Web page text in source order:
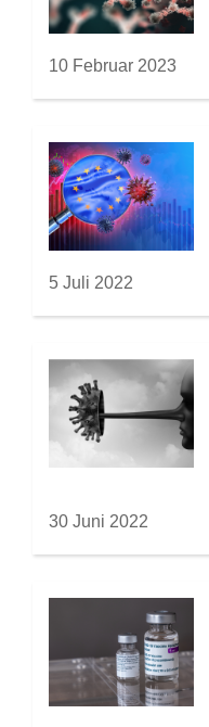
10 Februar 2023
5 Juli 2022
30 Juni 2022